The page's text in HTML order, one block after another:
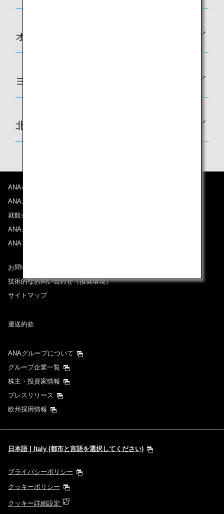
オセアニア
ヨーロッパ
北米・中米
ANAについて
ANAからのお知らせ
就航都市
ANAがお約束する体験
ANAマイレージクラブ
お問い合わせ
技術的なお問い合わせ（推奨環境）
サイトマップ
運送約款
ANAグループについて
グループ企業一覧
株主・投資家情報
プレスリリース
欧州採用情報
日本語 | Italy (都市と言語を選択してください)
プライバシーポリシー
クッキーポリシー
クッキー詳細設定